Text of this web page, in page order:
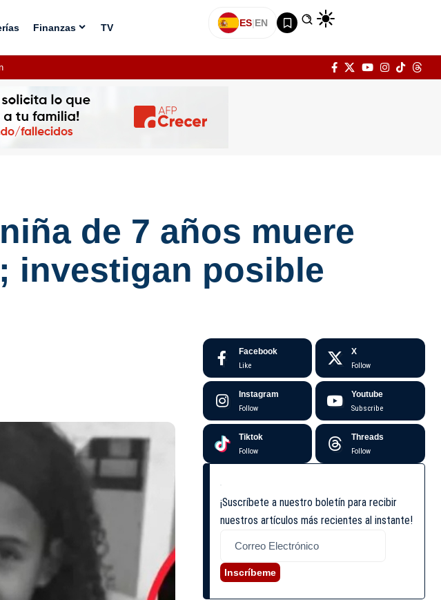
Finanzas TV ES|EN
de 7 años muere
investigan posible
Facebook
Like
X
Follow
Instagram
Follow
Youtube
Subscribe
Tiktok
Follow
Threads
Follow
¡Suscríbete a nuestro boletín para recibir
nuestros artículos más recientes al instante!
Inscríbeme